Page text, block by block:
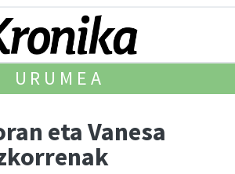
URUMEA
eta Vanesa